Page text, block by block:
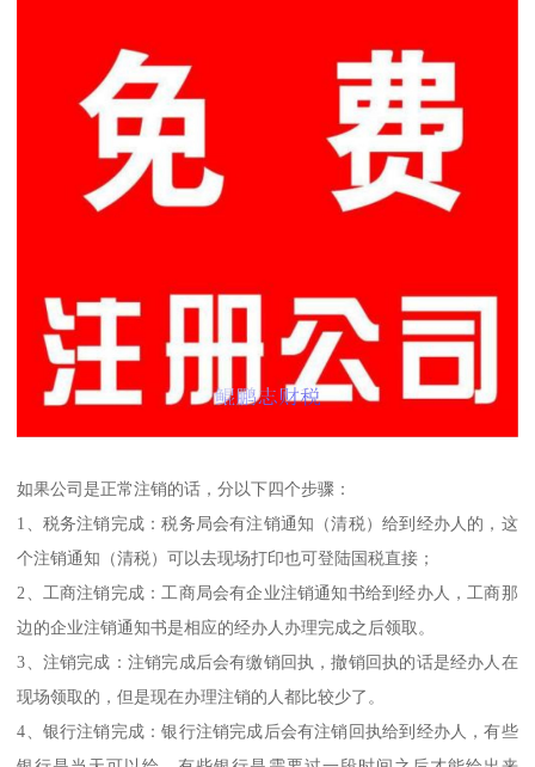
如果公司是正常注销的话，分以下四个步骤：
1、税务注销完成：税务局会有注销通知（清税）给到经办人的，这
个注销通知（清税）可以去现场打印也可登陆国税直接；
2、工商注销完成：工商局会有企业注销通知书给到经办人，工商那
边的企业注销通知书是相应的经办人办理完成之后领取。
3、注销完成：注销完成后会有缴销回执，撤销回执的话是经办人在
现场领取的，但是现在办理注销的人都比较少了。
4、银行注销完成：银行注销完成后会有注销回执给到经办人，有些